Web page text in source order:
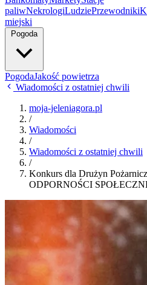
paliwNekrologiLudziePrzewodniki
miejski
Pogoda
PogodaJakość powietrza
Wiadomości z ostatniej chwili
moja-jeleniagora.pl
/
Wiadomości
/
Wiadomości z ostatniej chwili
/
Konkurs dla Drużyn
ODPORNOŚCI